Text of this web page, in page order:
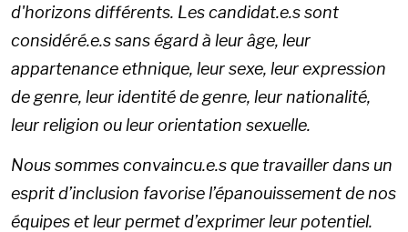
d'horizons différents. Les candidat.e.s sont
considéré.e.s sans égard à leur âge, leur
appartenance ethnique, leur sexe, leur expression
de genre, leur identité de genre, leur nationalité,
leur religion ou leur orientation sexuelle.
Nous sommes convaincu.e.s que travailler dans un
esprit d’inclusion favorise l’épanouissement de nos
équipes et leur permet d’exprimer leur potentiel.